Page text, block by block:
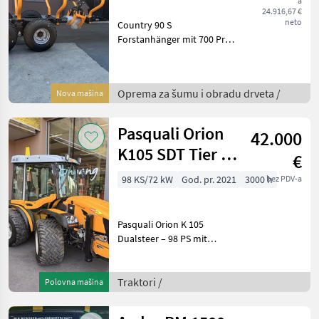
Nova mašina
24.916,67 €
neto
Country 90 S
Forstanhänger mit 700 Pro
Beschreibung: Der Country
90 S ist ein bewährter
Oprema za šumu i obradu drveta /
Polovna mašina
Pasquali Orion
K105 SDT Tier 3B
Dualst.
42.000
€
bez PDV-a
98 KS/72 kW God. pr. 2021 3000 h
Pasquali Orion K 105
Dualsteer – 98 PS mit
Beschreibung: Der Pasquali
Orion K 105 Dualsteer ist
Traktori /